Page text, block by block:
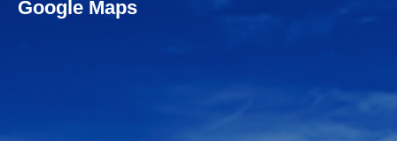
Google Maps